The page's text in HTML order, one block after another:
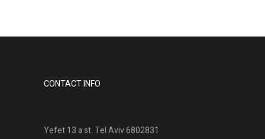
CONTACT INFO
Yefet 13 a st. Tel Aviv 6802831